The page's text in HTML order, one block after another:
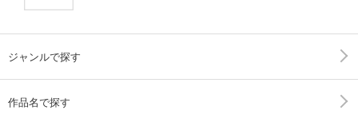
ジャンルで探す
作品名で探す